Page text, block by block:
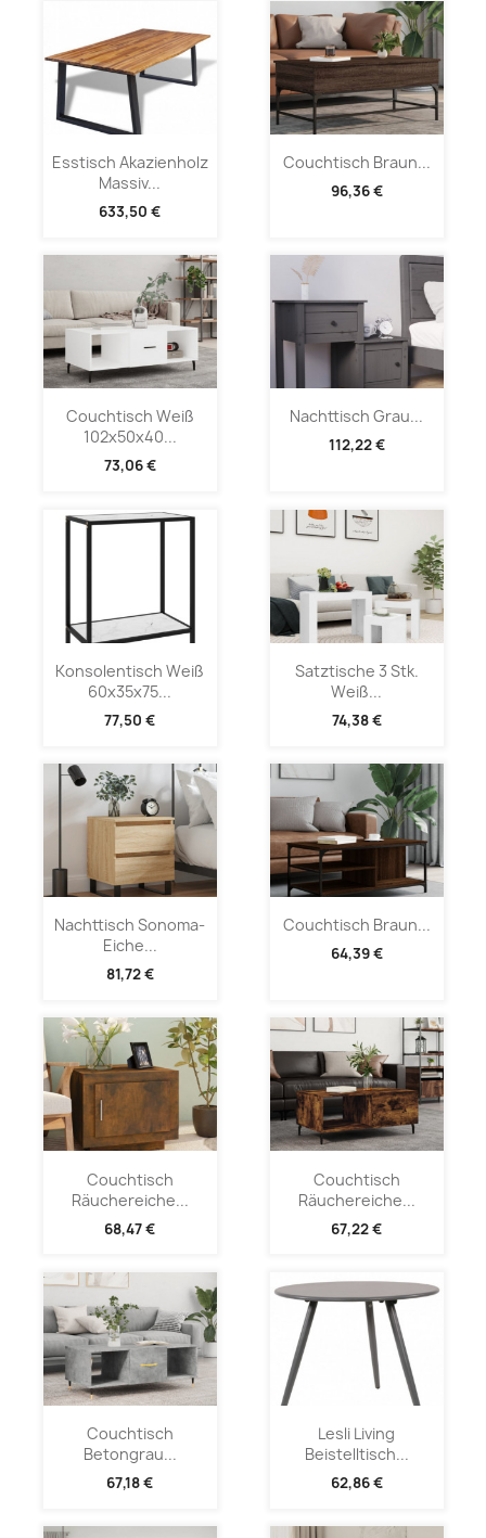
Esstisch Akazienholz
Massiv...
633,50 €
Couchtisch Braun...
96,36 €
Couchtisch Weiß
102x50x40...
73,06 €
Nachttisch Grau...
112,22 €
Konsolentisch Weiß
60x35x75...
77,50 €
Satztische 3 Stk.
Weiß...
74,38 €
Nachttisch Sonoma-
Eiche...
81,72 €
Couchtisch Braun...
64,39 €
Couchtisch
Räuchereiche...
68,47 €
Couchtisch
Räuchereiche...
67,22 €
Couchtisch
Betongrau...
67,18 €
Lesli Living
Beistelltisch...
62,86 €